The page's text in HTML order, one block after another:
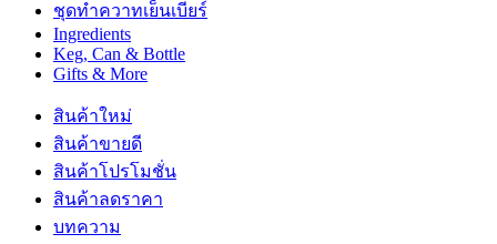
ชุดทำควาทเย็นเบียร์
Ingredients
Keg, Can & Bottle
Gifts & More
สินค้าใหม่
สินค้าขายดี
สินค้าโปรโมชั่น
สินค้าลดราคา
บทความ